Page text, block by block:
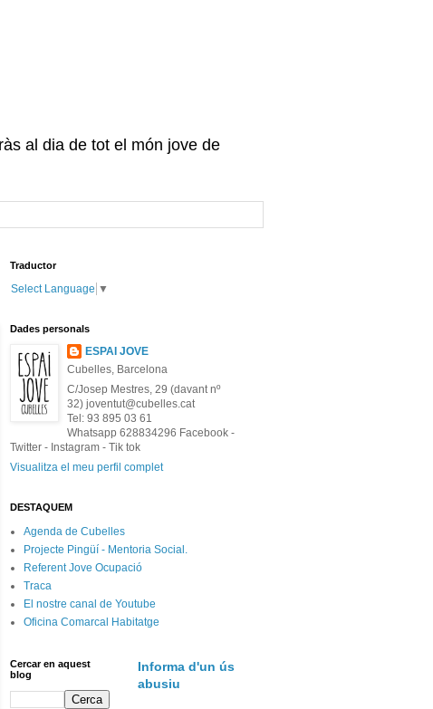
al dia de tot el món jove de
Traductor
Select Language ▼
Dades personals
ESPAI JOVE
Cubelles, Barcelona
C/Josep Mestres, 29 (davant nº
32) joventut@cubelles.cat
Tel: 93 895 03 61
Whatsapp 628834296 Facebook -
Twitter - Instagram - Tik tok
Visualitza el meu perfil complet
DESTAQUEM
Agenda de Cubelles
Projecte Pingüí - Mentoria Social.
Referent Jove Ocupació
Traca
El nostre canal de Youtube
Oficina Comarcal Habitatge
Cercar en aquest
blog
Informa d'un ús
abusiu